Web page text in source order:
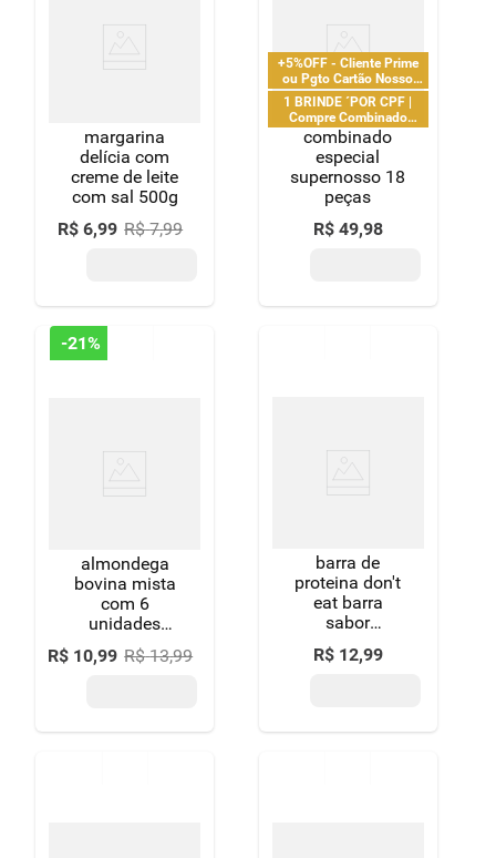
margarina
delícia com
creme de leite
com sal 500g
R$ 6,99 R$ 7,99
+5%OFF - Cliente Prime
ou Pgto Cartão Nosso
Pay
1 BRINDE ´POR CPF |
Compre Combinado
Especial Supernosso 18
Peças + 0,01 Leve 1 Unid.
Cerveja Heineken Zero
Garrafa 330ml
combinado
especial
supernosso 18
peças
R$ 49,98
-21%
almondega
bovina mista
com 6
unidades
temperada
com ervas
R$ 10,99 R$ 13,99
barra de
proteina don't
eat barra
sabor
brigadeiro 40g
R$ 12,99